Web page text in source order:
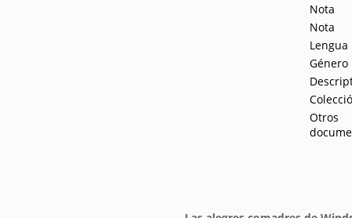
Nota
Nota
Lengua
Género
Otros